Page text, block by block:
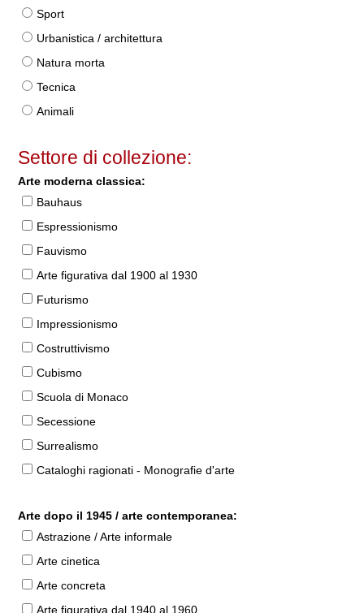
Sport
Urbanistica / architettura
Natura morta
Tecnica
Animali
Settore di collezione:
Arte moderna classica:
Bauhaus
Espressionismo
Fauvismo
Arte figurativa dal 1900 al 1930
Futurismo
Impressionismo
Costruttivismo
Cubismo
Scuola di Monaco
Secessione
Surrealismo
Cataloghi ragionati - Monografie d'arte
Arte dopo il 1945 / arte contemporanea:
Astrazione / Arte informale
Arte cinetica
Arte concreta
Arte figurativa dal 1940 al 1960